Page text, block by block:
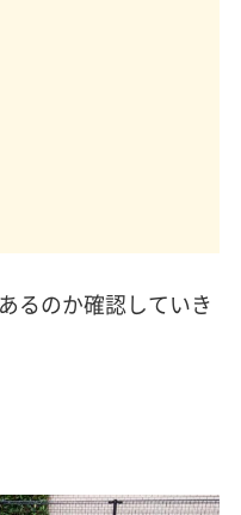
るのか確認していき